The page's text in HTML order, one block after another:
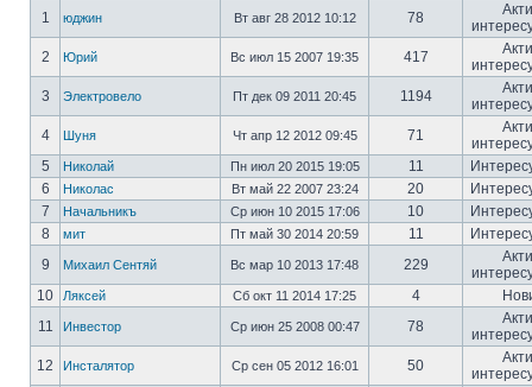
1 юджин Вт авг 28 2012 10:12 78
2
Юрий Вс июл 15 2007 19:35 417
3
Электровело Пт дек 09 2011 20:45 1194
4
Шуня Чт апр 12 2012 09:45 71
5
Николай Пн июл 20 2015 19:05 11
6
Николас Вт май 22 2007 23:24 20
7
Начальникъ Ср июн 10 2015 17:06 10
8
мит Пт май 30 2014 20:59 11
9
Михаил Сентяй Вс мар 10 2013 17:48 229
10
Ляксей Сб окт 11 2014 17:25 4
11
Инвестор Ср июн 25 2008 00:47 78
12
Инсталятор Ср сен 05 2012 16:01 50